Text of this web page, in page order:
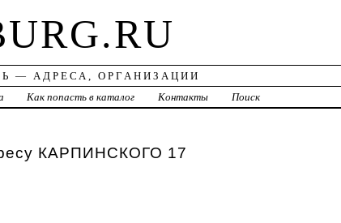
— АДРЕСА, ОРГАНИЗАЦИИ
Как попасть в каталог Контакты Поиск
КАРПИНСКОГО 17